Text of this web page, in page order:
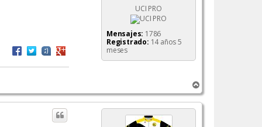
t
o
k
i
n
UCI PRO
Mensajes: 1786
Registrado: 14 años 5
meses
r
r